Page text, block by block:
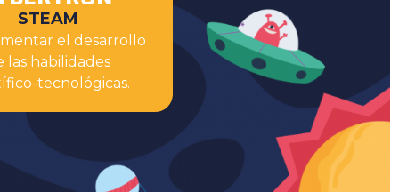
STEAM
el desarrollo
las habilidades
tecnológicas.